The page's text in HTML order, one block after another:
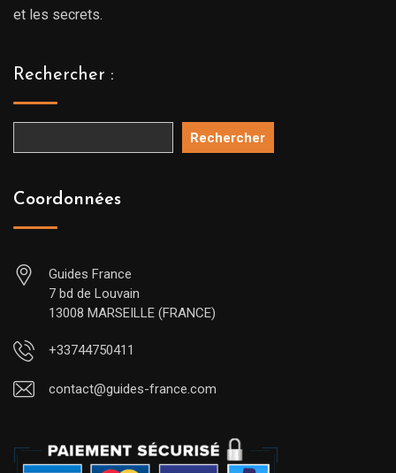
et les secrets.
Rechercher :
Rechercher
Coordonnées
Guides France
7 bd de Louvain
13008 MARSEILLE (FRANCE)
+33744750411
contact@guides-france.com